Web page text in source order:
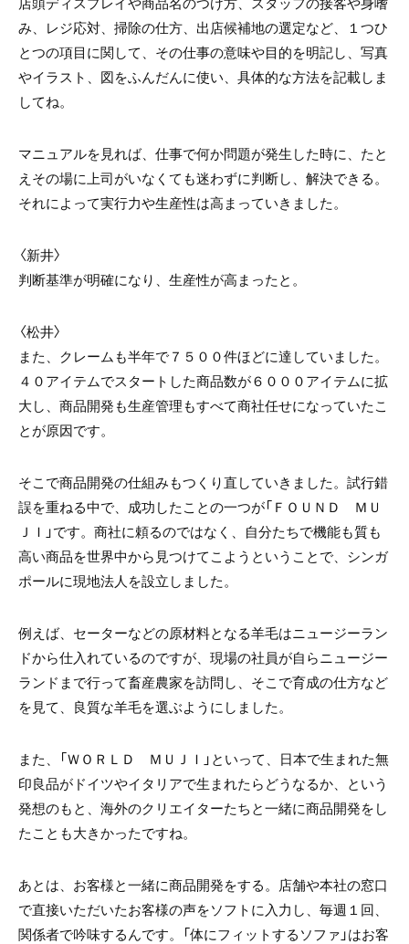
み、レジ応対、掃除の仕方、出店候補地の選定など、１つひ
とつの項目に関して、その仕事の意味や目的を明記し、写真
やイラスト、図をふんだんに使い、具体的な方法を記載しま
してね。
マニュアルを見れば、仕事で何か問題が発生した時に、たと
えその場に上司がいなくても迷わずに判断し、解決できる。
それによって実行力や生産性は高まっていきました。
〈新井〉
判断基準が明確になり、生産性が高まったと。
〈松井〉
また、クレームも半年で７５００件ほどに達していました。
４０アイテムでスタートした商品数が６０００アイテムに拡
大し、商品開発も生産管理もすべて商社任せになっていたこ
とが原因です。
そこで商品開発の仕組みもつくり直していきました。試行錯
誤を重ねる中で、成功したことの一つが「ＦＯＵＮＤ ＭＵ
ＪＩ」です。商社に頼るのではなく、自分たちで機能も質も
高い商品を世界中から見つけてこようということで、シンガ
ポールに現地法人を設立しました。
例えば、セーターなどの原材料となる羊毛はニュージーラン
ドから仕入れているのですが、現場の社員が自らニュージー
ランドまで行って畜産農家を訪問し、そこで育成の仕方など
を見て、良質な羊毛を選ぶようにしました。
また、「ＷＯＲＬＤ ＭＵＪＩ」といって、日本で生まれた無
印良品がドイツやイタリアで生まれたらどうなるか、という
発想のもと、海外のクリエイターたちと一緒に商品開発をし
たことも大きかったですね。
あとは、お客様と一緒に商品開発をする。店舗や本社の窓口
で直接いただいたお客様の声をソフトに入力し、毎週１回、
関係者で吟味するんです。「体にフィットするソファ」はお客